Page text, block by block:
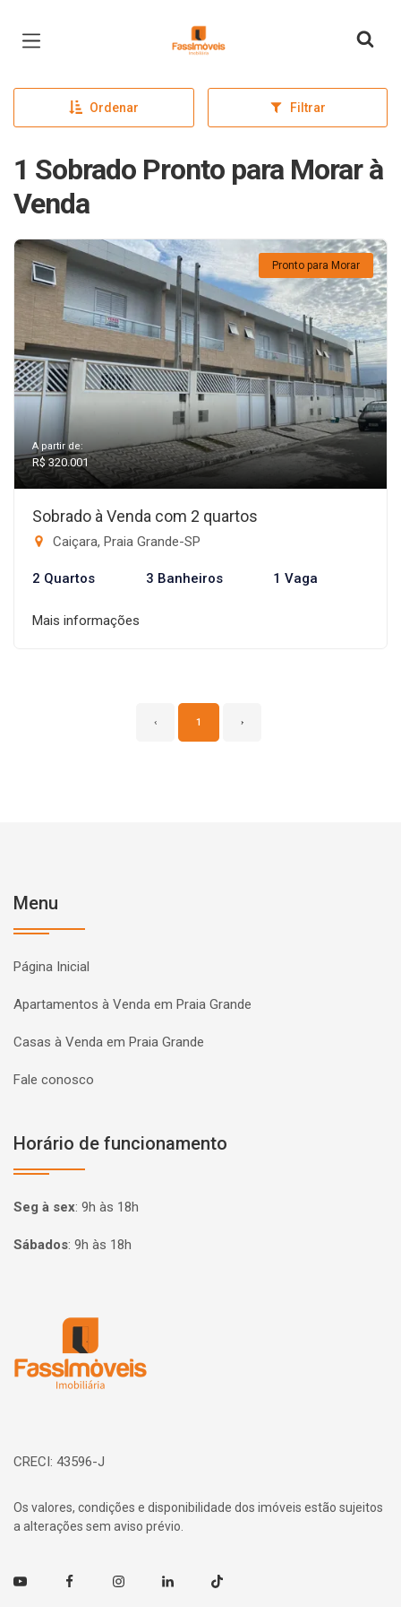
Página inicial
Ordenar Filtrar
1 Sobrado Pronto para Morar à
Venda
Pronto para Morar
A partir de:
R$ 320.001
Sobrado à Venda com 2 quartos
Caiçara, Praia Grande-SP
2 Quartos 3 Banheiros 1 Vaga
Mais informações
‹ 1 ›
Menu
Página Inicial
Apartamentos à Venda em Praia Grande
Casas à Venda em Praia Grande
Fale conosco
Horário de funcionamento
Seg à sex: 9h às 18h
Sábados: 9h às 18h
CRECI: 43596-J
Os valores, condições e disponibilidade dos imóveis estão sujeitos
a alterações sem aviso prévio.
Youtube FacebookInstagramLinkedin TikTok